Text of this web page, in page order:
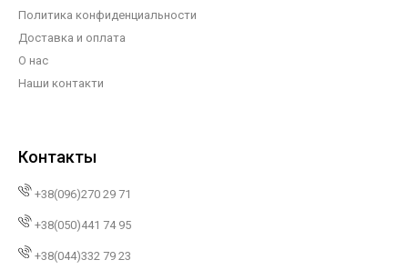
Политика конфиденциальности
Доставка и оплата
О нас
Наши контакти
Контакты
+38(096)270 29 71
+38(050)441 74 95
+38(044)332 79 23